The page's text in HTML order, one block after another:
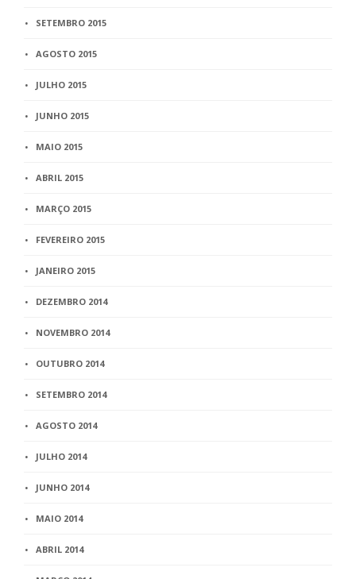
SETEMBRO 2015
AGOSTO 2015
JULHO 2015
JUNHO 2015
MAIO 2015
ABRIL 2015
MARÇO 2015
FEVEREIRO 2015
JANEIRO 2015
DEZEMBRO 2014
NOVEMBRO 2014
OUTUBRO 2014
SETEMBRO 2014
AGOSTO 2014
JULHO 2014
JUNHO 2014
MAIO 2014
ABRIL 2014